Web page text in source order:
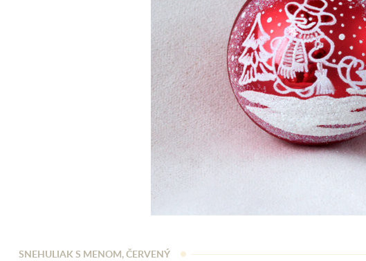
SNEHULIAK S MENOM, ČERVENÝ